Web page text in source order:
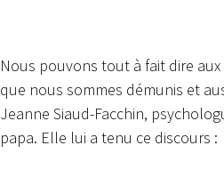
Nous pouvons tout à fait dire
que nous sommes démunis et
Jeanne Siaud-Facchin,
papa. Elle lui a tenu ce discours :